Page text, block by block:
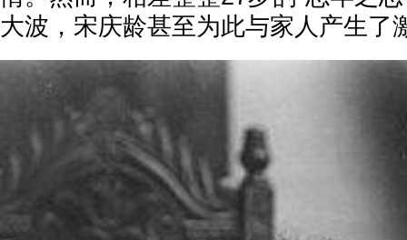
大波，宋庆龄甚至为此与家人产生了